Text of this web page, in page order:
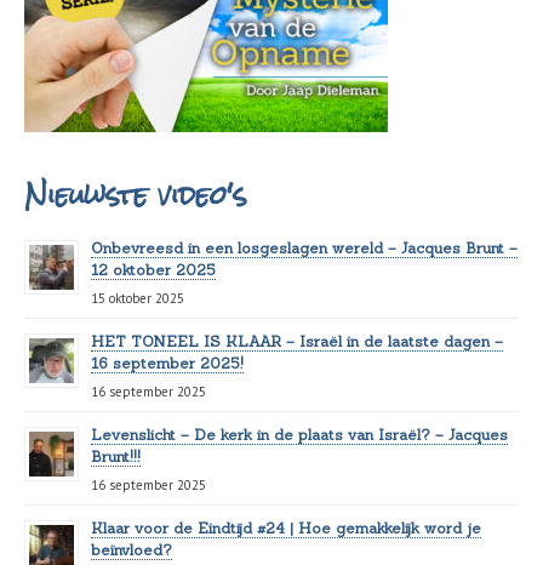
Nieuwste video's
Onbevreesd in een losgeslagen wereld – Jacques Brunt –
12 oktober 2025
15 oktober 2025
HET TONEEL IS KLAAR – Israël in de laatste dagen –
16 september 2025!
16 september 2025
Levenslicht – De kerk in de plaats van Israël? – Jacques
Brunt!!!
16 september 2025
Klaar voor de Eindtijd #24 | Hoe gemakkelijk word je
beïnvloed?